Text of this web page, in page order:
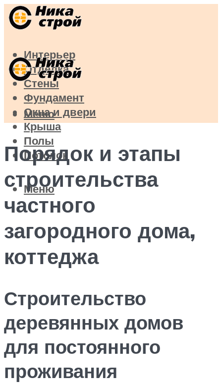
Интерьер
Отделка
Стены
Фундамент
Окна и двери
Крыша
Полы
Потолок
Меню
Меню
Порядок и этапы
строительства
частного
загородного дома,
коттеджа
Строительство
деревянных домов
для постоянного
проживания